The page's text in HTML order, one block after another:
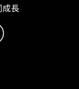
長